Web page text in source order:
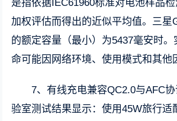
是指依据IEC61960标准对电池样品
加权评估而得出的近似平均值。三星
的额定容量（最小）为5437毫安时
命可能因网络环境、使用模式和其他
7、有线充电兼容QC2.0与AFC
验室测试结果显示：使用45W旅行适